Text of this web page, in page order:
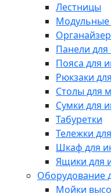
Лестницы
Модульные
Панели для
Пояса для
Рюкзаки
Столы для
Сумки для
Табуретки
Тележки
Шкаф для
Ящики для
Оборудование
Мойки